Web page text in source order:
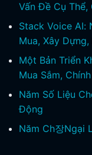
Vấn Đề Cụ
Stack Voice AI:
Mua, Xây
Một Bản Triển
Mua Sắm,
Năm Số Liệu
Động
Năm Ch장Ngại